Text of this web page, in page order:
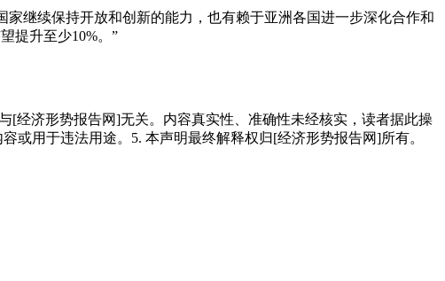
家继续保持开放和创新的能力，也有赖于亚洲各国进一步深化合作和
提升至少10%。”
[经济形势报告网]无关。内容真实性、准确性未经核实，读者据此操
或用于违法用途。5. 本声明最终解释权归[经济形势报告网]所有。